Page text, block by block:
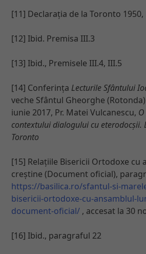
[11] Declarația de la Toronto
[12] Ibid. Premisa III.3
[13] Ibid., Premisele III.4, III.5
[14] Conferința Lecturile Sfântului
veche Sfântul Gheorghe
iunie 2017, Pr. Matei Vulcanescu,
contextului dialogului cu eterodocșii.
Toronto
[15] Relațiile Bisericii Ortodoxe cu
creștine (Document oficial),
https://basilica.ro/sfantul-si-
bisericii-ortodoxe-cu-ansamblul-
document-oficial/ , accesat la 30
[16] Ibid., paragraful 22